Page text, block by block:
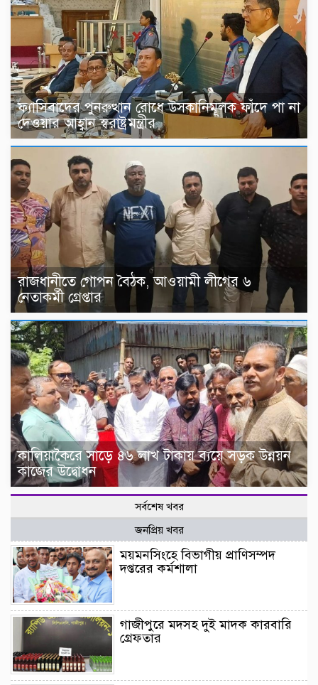
ফ্যাসিবাদের পুনরুত্থান রোধে উসকানিমূলক ফাঁদে পা না
দেওয়ার আহ্বান স্বরাষ্ট্রমন্ত্রীর
রাজধানীতে গোপন বৈঠক, আওয়ামী লীগের ৬
নেতাকর্মী গ্রেপ্তার
কালিয়াকৈরে সাড়ে ৪৬ লাখ টাকায় ব্যয়ে সড়ক উন্নয়ন
কাজের উদ্বোধন
সর্বশেষ খবর
জনপ্রিয় খবর
ময়মনসিংহে বিভাগীয় প্রাণিসম্পদ
দপ্তরের কর্মশালা
গাজীপুরে মদসহ দুই মাদক কারবারি
গ্রেফতার